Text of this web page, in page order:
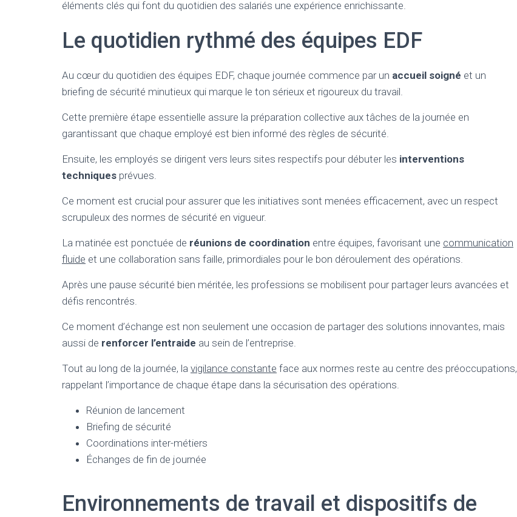
éléments clés qui font du quotidien des salariés une expérience enrichissante.
Le quotidien rythmé des équipes EDF
Au cœur du quotidien des équipes EDF, chaque journée commence par un accueil soigné et un
briefing de sécurité minutieux qui marque le ton sérieux et rigoureux du travail.
Cette première étape essentielle assure la préparation collective aux tâches de la journée en
garantissant que chaque employé est bien informé des règles de sécurité.
Ensuite, les employés se dirigent vers leurs sites respectifs pour débuter les interventions
techniques prévues.
Ce moment est crucial pour assurer que les initiatives sont menées efficacement, avec un respect
scrupuleux des normes de sécurité en vigueur.
La matinée est ponctuée de réunions de coordination entre équipes, favorisant une communication
fluide et une collaboration sans faille, primordiales pour le bon déroulement des opérations.
Après une pause sécurité bien méritée, les professions se mobilisent pour partager leurs avancées et
défis rencontrés.
Ce moment d’échange est non seulement une occasion de partager des solutions innovantes, mais
aussi de renforcer l’entraide au sein de l’entreprise.
Tout au long de la journée, la vigilance constante face aux normes reste au centre des préoccupations,
rappelant l’importance de chaque étape dans la sécurisation des opérations.
Réunion de lancement
Briefing de sécurité
Coordinations inter-métiers
Échanges de fin de journée
Environnements de travail et dispositifs de